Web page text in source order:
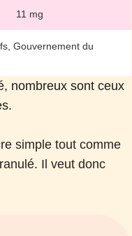
11 mg
Gouvernement du
nombreux sont ceux
simple tout comme
Il veut donc